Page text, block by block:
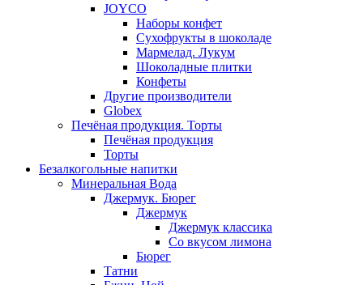
JOYCO
Наборы конфет
Сухофрукты в шоколаде
Мармелад. Лукум
Шоколадные плитки
Конфеты
Другие производители
Globex
Печёная продукция. Торты
Печёная продукция
Торты
Безалкогольные напитки
Минеральная Вода
Джермук. Бюрег
Джермук
Джермук классика
Со вкусом лимона
Бюрег
Татни